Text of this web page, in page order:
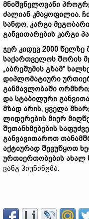
მნიშვნელოვანი
ძალიან კმაყოფილია.
სანდო, კარგი
განვითარების კარგი
ჯერ კიდევ 2000 წელზე
საქართველოს შორის
„აბრეშუმის გზამ“
დიპლომატიური
განმავლობაში
და სტაბილური
მზად არის, ყველა
ლიდერების მიერ
შეთანხმებების
განვავითაროთ
აქტიურად შევუწყოთ
ურთიერთობების ახალ
ვანგ ჰიუნინგმა.